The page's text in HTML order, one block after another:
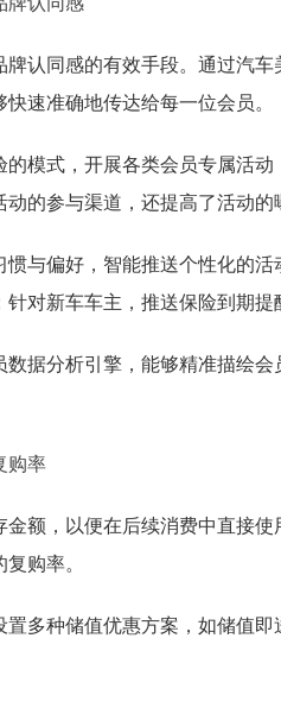
认同感的有效手段。通过汽车
速准确地传达给每一位会员。
模式，开展各类会员专属活
的参与渠道，还提高了活动的
惯与偏好，智能推送个性化的
对新车车主，推送保险到期提
据分析引擎，能够精准描绘
购率
额，以便在后续消费中直接
购率。
多种储值优惠方案，如储值